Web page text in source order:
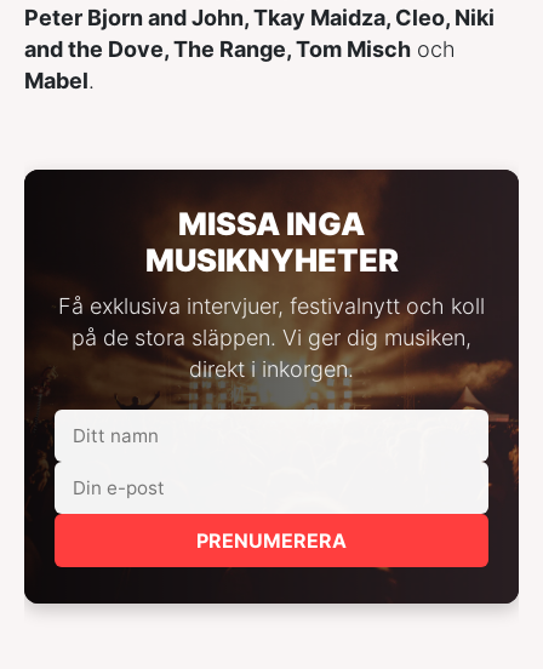
Peter Bjorn and John, Tkay Maidza, Cleo, Niki
and the Dove, The Range, Tom Misch och
Mabel.
MISSA INGA
MUSIKNYHETER
Få exklusiva intervjuer, festivalnytt och koll
på de stora släppen. Vi ger dig musiken,
direkt i inkorgen.
PRENUMERERA